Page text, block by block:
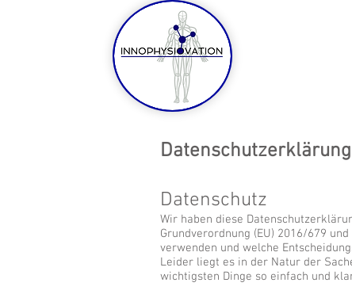
Datenschutzerklärung
Datenschutz
Wir haben diese
Grundverordnung (EU) 2016/679 und
verwenden und welche
Leider liegt es in der Natur der
wichtigsten Dinge so einfach und